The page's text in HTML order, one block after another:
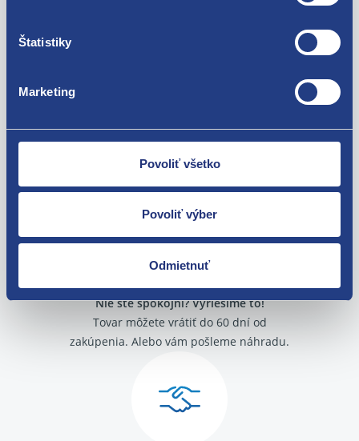
Štatistiky
Marketing
Povoliť všetko
Povoliť výber
Odmietnuť
Fiat Scudo 2007-
Dacia Duster 2010 - 2017
Dacia Duster 2017 -
Dacia Logan II 2013 -
Dacia Sandero II 2012 -2021
Renault Espace V 2015 -
Renault Master III 2010 -
Renault Mégane III 2008 - 2015
Renault Scenic III 2009 - 2016
Renault Scenic IV 2016 -
Za kvalitu ručíme!
Nie ste spokojní? Vyriešime to!
Tovar môžete vrátiť do 60 dní od
zakúpenia. Alebo vám pošleme náhradu.